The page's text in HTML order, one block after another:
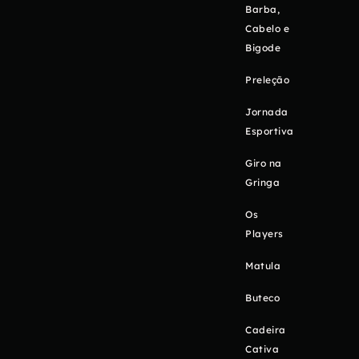
Barba,
Cabelo e
Bigode
Preleção
Jornada
Esportiva
Giro na
Gringa
Os
Players
Matula
Buteco
Cadeira
Cativa